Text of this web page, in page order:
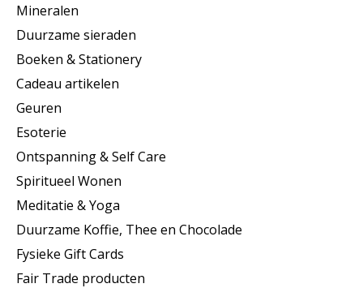
Mineralen
Duurzame sieraden
Boeken & Stationery
Cadeau artikelen
Geuren
Esoterie
Ontspanning & Self Care
Spiritueel Wonen
Meditatie & Yoga
Duurzame Koffie, Thee en Chocolade
Fysieke Gift Cards
Fair Trade producten